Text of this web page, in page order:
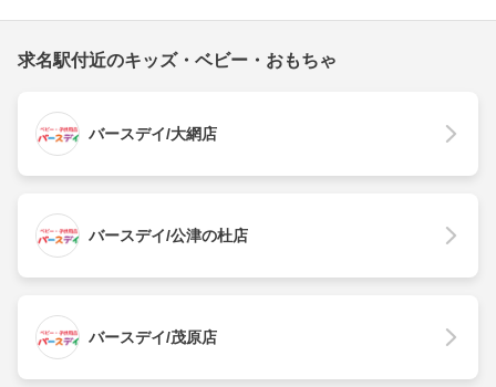
求名駅付近のキッズ・ベビー・おもちゃ
バースデイ/大網店
バースデイ/公津の杜店
バースデイ/茂原店